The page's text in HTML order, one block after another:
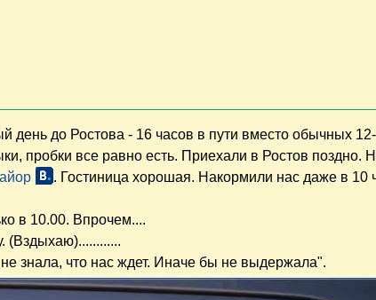
до Ростова - 16 часов в пути вместо обычных
пробки все равно есть. Приехали в Ростов поздно.
. Гостиница хорошая. Накормили нас даже в 10
в 10.00. Впрочем....
(Вздыхаю)............
знала, что нас ждет. Иначе бы не выдержала".